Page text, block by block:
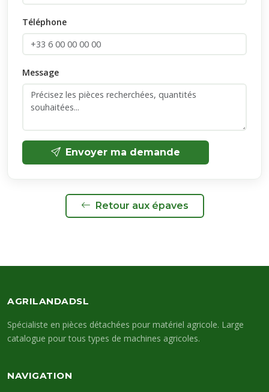
Téléphone
Message
Envoyer ma demande
Retour aux épaves
AGRILANDADSL
Spécialiste en pièces détachées pour matériel agricole. Large
catalogue pour tous types de machines agricoles.
NAVIGATION